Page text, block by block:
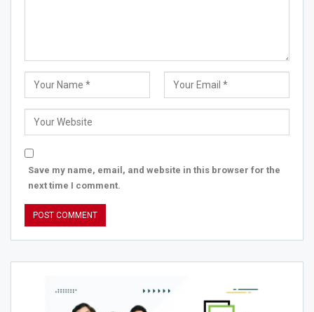
Save my name, email, and website in this browser for the
next time I comment.